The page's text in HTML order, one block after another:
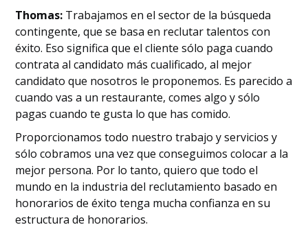
Thomas: Trabajamos en el sector de la búsqueda
contingente, que se basa en reclutar talentos con
éxito. Eso significa que el cliente sólo paga cuando
contrata al candidato más cualificado, al mejor
candidato que nosotros le proponemos. Es parecido a
cuando vas a un restaurante, comes algo y sólo
pagas cuando te gusta lo que has comido.
Proporcionamos todo nuestro trabajo y servicios y
sólo cobramos una vez que conseguimos colocar a la
mejor persona. Por lo tanto, quiero que todo el
mundo en la industria del reclutamiento basado en
honorarios de éxito tenga mucha confianza en su
estructura de honorarios.